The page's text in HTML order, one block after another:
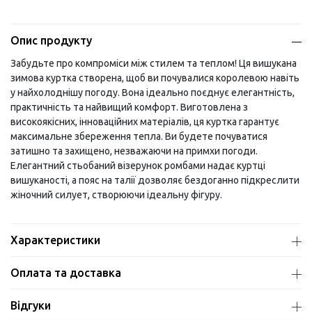
Опис продукту
Забудьте про компроміси між стилем та теплом! Ця вишукана
зимова куртка створена, щоб ви почувалися королевою навіть
у найхолоднішу погоду. Вона ідеально поєднує елегантність,
практичність та найвищий комфорт. Виготовлена з
високоякісних, інноваційних матеріалів, ця куртка гарантує
максимальне збереження тепла. Ви будете почуватися
затишно та захищено, незважаючи на примхи погоди.
Елегантний стьобаний візерунок ромбами надає куртці
вишуканості, а пояс на талії дозволяє бездоганно підкреслити
жіночний силует, створюючи ідеальну фігуру.
Характеристики
Оплата та доставка
Відгуки